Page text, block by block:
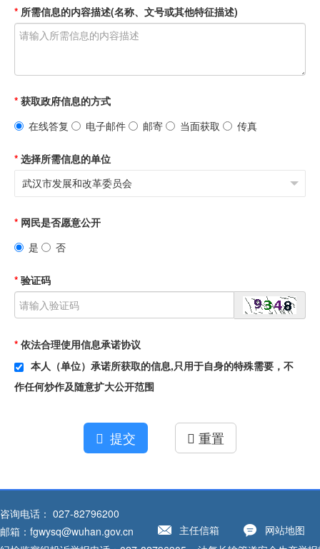
* 所需信息的内容描述(名称、文号或其他特征描述)
* 获取政府信息的方式
在线答复
电子邮件 邮寄 当面获取 传真
* 选择所需信息的单位
* 网民是否愿意公开
是
否
* 验证码
* 依法合理使用信息承诺协议
本人（单位）承诺所获取的信息,只用于自身的特殊需要，不
作任何炒作及随意扩大公开范围
提交 重置
咨询电话： 027-82796200
邮箱：fgwysq@wuhan.gov.cn
主任信箱
网站地图